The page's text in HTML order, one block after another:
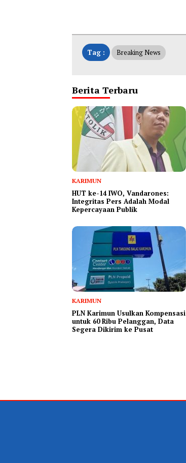
Tag : Breaking News
Berita Terbaru
KARIMUN
HUT ke-14 IWO, Vandarones:
Integritas Pers Adalah Modal
Kepercayaan Publik
KARIMUN
PLN Karimun Usulkan Kompensasi
untuk 60 Ribu Pelanggan, Data
Segera Dikirim ke Pusat